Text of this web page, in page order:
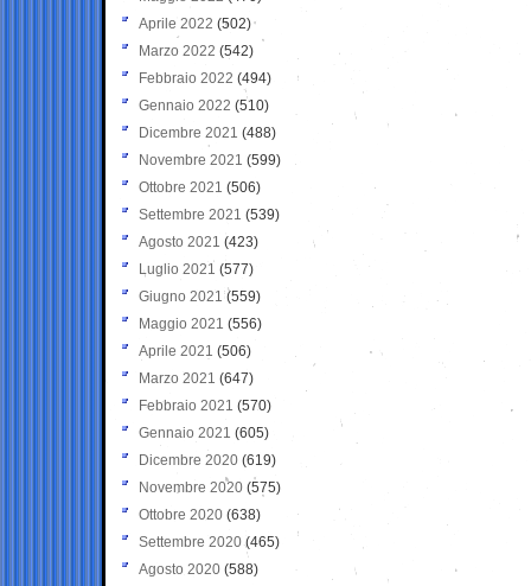
Aprile 2022 (502)
Marzo 2022 (542)
Febbraio 2022 (494)
Gennaio 2022 (510)
Dicembre 2021 (488)
Novembre 2021 (599)
Ottobre 2021 (506)
Settembre 2021 (539)
Agosto 2021 (423)
Luglio 2021 (577)
Giugno 2021(559)
Maggio 2021 (556)
Aprile 2021 (506)
Marzo 2021 (647)
Febbraio 2021 (570)
Gennaio 2021 (605)
Dicembre 2020 (619)
Novembre 2020 (575)
Ottobre 2020 (638)
Settembre 2020(465)
Agosto 2020 (588)